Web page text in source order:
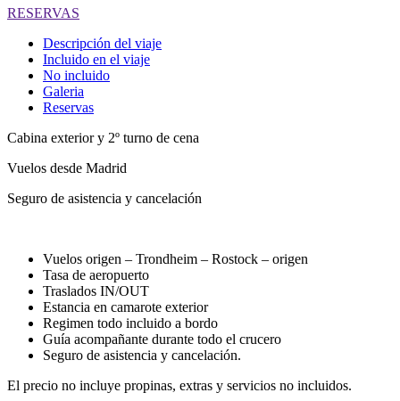
RESERVAS
Descripción del viaje
Incluido en el viaje
No incluido
Galeria
Reservas
Cabina exterior y 2º turno de cena
Vuelos desde Madrid
Seguro de asistencia y cancelación
Vuelos origen – Trondheim – Rostock – origen
Tasa de aeropuerto
Traslados IN/OUT
Estancia en camarote exterior
Regimen todo incluido a bordo
Guía acompañante durante todo el crucero
Seguro de asistencia y cancelación.
El precio no incluye propinas, extras y servicios no incluidos.